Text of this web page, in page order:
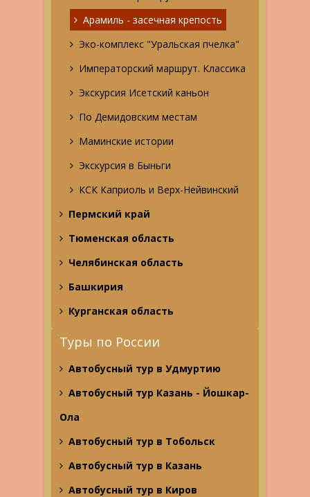
Арамиль - засечная крепость
Эко-комплекс "Уральская пчелка"
Императорский маршрут. Классика
Экскурсия Исетский каньон
По Демидовским местам
Маминские истории
Экскурсия в Быньги
КСК Каприоль и Верх-Нейвинский
Пермский край
Тюменская область
Челябинская область
Башкирия
Курганская область
Туры по России
Автобусный тур в Удмуртию
Автобусный тур Казань - Йошкар-
Ола
Автобусный тур в Тобольск
Автобусный тур в Казань
Автобусный тур в Киров